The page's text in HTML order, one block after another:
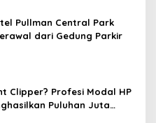
Pullman Central Park
dari Gedung Parkir
Clipper? Profesi Modal HP
Puluhan Juta